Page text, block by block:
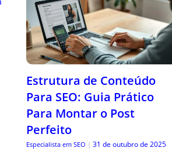
Estrutura de Conteúdo
Para SEO: Guia Prático
Para Montar o Post
Perfeito
Especialista em SEO | 31 de outubro de 2025